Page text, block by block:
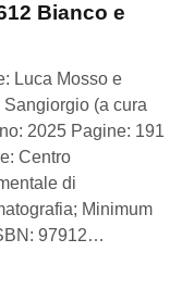
Bianco e
Luca Mosso e
(a cura
2025 Pagine: 191
Centro
di
Minimum
97912…